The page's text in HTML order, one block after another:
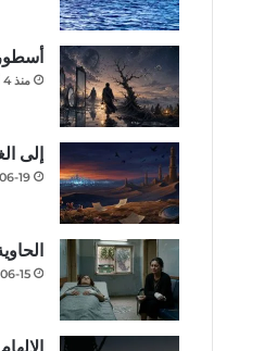
منذ 4 أسابيع
إلى
19
15